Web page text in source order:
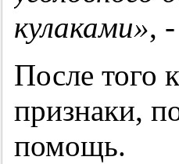
кулаками»,
После того
признаки,
помощь.